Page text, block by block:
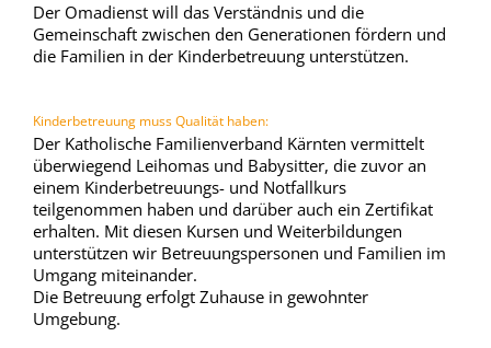
Der Omadienst will das Verständnis und die
Gemeinschaft zwischen den Generationen fördern und
die Familien in der Kinderbetreuung unterstützen.
Kinderbetreuung muss Qualität haben:
Der Katholische Familienverband Kärnten vermittelt
überwiegend Leihomas und Babysitter, die zuvor an
einem Kinderbetreuungs- und Notfallkurs
teilgenommen haben und darüber auch ein Zertifikat
erhalten. Mit diesen Kursen und Weiterbildungen
unterstützen wir Betreuungspersonen und Familien im
Umgang miteinander.
Die Betreuung erfolgt Zuhause in gewohnter
Umgebung.